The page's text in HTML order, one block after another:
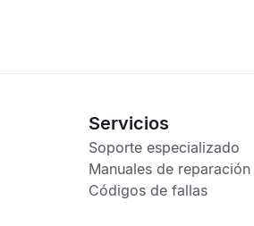
Servicios
Soporte especializado
Manuales de reparación
Códigos de fallas